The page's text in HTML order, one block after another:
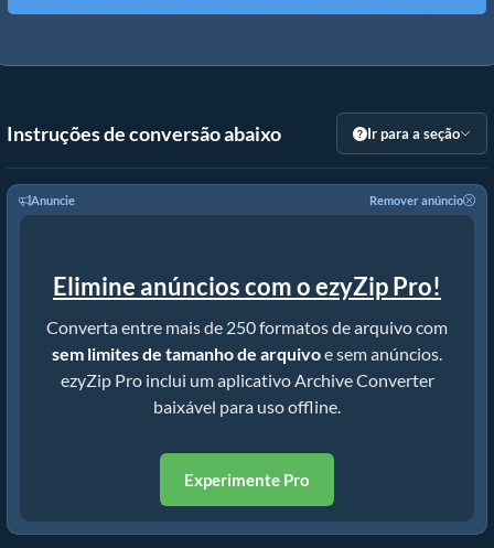
Outras Ferramentas
Instruções de conversão abaixo Ir para a seção
Anuncie Remover anúncio
Elimine anúncios com o ezyZip Pro!
Converta entre mais de 250 formatos de arquivo com
sem limites de tamanho de arquivoe sem anúncios.
ezyZip Pro inclui um aplicativo Archive Converter
baixável para uso offline.
Experimente Pro